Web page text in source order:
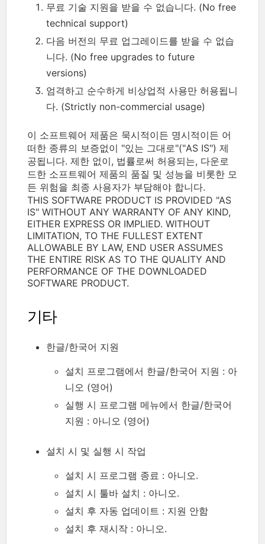
무료 기술 지원을 받을 수 없습니다. (No free
technical support)
다음 버전의 무료 업그레이드를 받을 수 없습
니다. (No free upgrades to future
versions)
엄격하고 순수하게 비상업적 사용만 허용됩니
다. (Strictly non-commercial usage)
이 소프트웨어 제품은 묵시적이든 명시적이든 어
떠한 종류의 보증없이 "있는 그대로"("AS IS") 제
공됩니다. 제한 없이, 법률로써 허용되는, 다운로
드한 소프트웨어 제품의 품질 및 성능을 비롯한 모
든 위험을 최종 사용자가 부담해야 합니다.
THIS SOFTWARE PRODUCT IS PROVIDED "AS
IS" WITHOUT ANY WARRANTY OF ANY KIND,
EITHER EXPRESS OR IMPLIED. WITHOUT
LIMITATION, TO THE FULLEST EXTENT
ALLOWABLE BY LAW, END USER ASSUMES
THE ENTIRE RISK AS TO THE QUALITY AND
PERFORMANCE OF THE DOWNLOADED
SOFTWARE PRODUCT.
기타
한글/한국어 지원
설치 프로그램에서 한글/한국어 지원 : 아
니오 (영어)
실행 시 프로그램 메뉴에서 한글/한국어
지원 : 아니오 (영어)
설치 시 및 실행 시 작업
설치 시 프로그램 종료 : 아니오.
설치 시 툴바 설치 : 아니오.
설치 후 자동 업데이트 : 지원 안함
설치 후 재시작 : 아니오.